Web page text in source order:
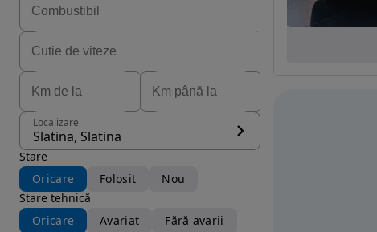
Localizare
Slatina, Slatina
Stare
Oricare
Folosit
Nou
Stare tehnică
Oricare
Avariat Fără avarii